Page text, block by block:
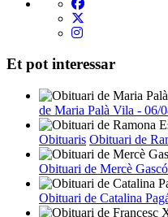
Et pot interessar
de Maria Palà Vila - 06/
Obituaris Obituari de
Obituari de Mercè
Obituari de Catalina